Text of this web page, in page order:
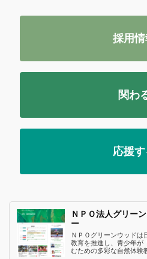
採用情
関わ
応援す
ＮＰＯ法人グリー
ー
ＮＰＯグリーンウッドは
教育を推進し、青少年が
むための多彩な自然体験